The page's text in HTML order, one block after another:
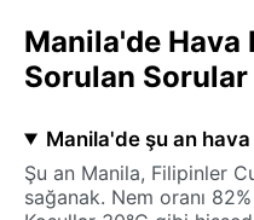
Manila'de Hava
Sorulan Sorular
Manila'de şu an hava
Şu an Manila, Filipinler
sağanak. Nem oranı